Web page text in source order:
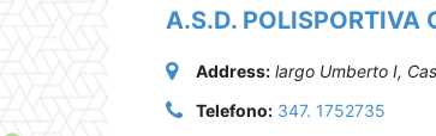
A.S.D. POLISPORTIVA
Address: largo Umberto I,
Telefono: 347. 1752735